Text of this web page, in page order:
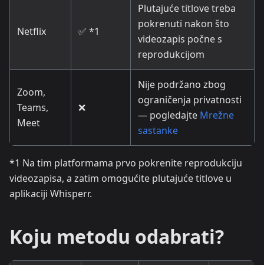
Netflix ✅ *1
Plutajuće titlove treba
pokrenuti nakon što
videozapis počne s
reprodukcijom
Zoom,
Teams,
Meet
❌
Nije podržano zbog
ograničenja privatnosti
— pogledajte Mrežne
sastanke
*1 Na tim platformama prvo pokrenite reprodukciju
videozapisa, a zatim omogućite plutajuće titlove u
aplikaciji Whisperr.
Koju metodu odabrati?